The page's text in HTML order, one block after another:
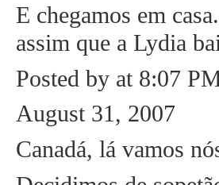
E chegamos em
assim que a Lydia
Posted by at 8:07
August 31, 2007
Canadá, lá vamos